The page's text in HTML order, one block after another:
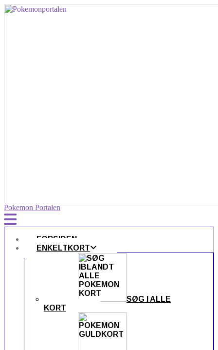
Pokemon Portalen
FORSIDEN
ENKELTKORT
SØG I ALLE
KORT